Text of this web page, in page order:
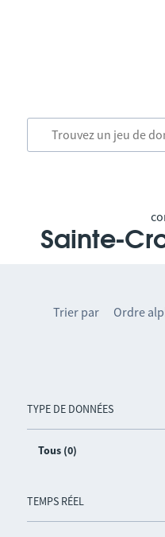
Sainte-
TYPE DE DONNÉES
Tous (0)
TEMPS RÉEL
Trier par Ordre